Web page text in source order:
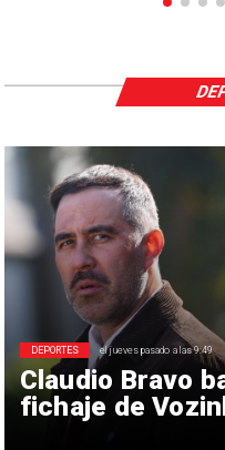
Claudio Bravo
fichaje de
DEPORTES el jueves pasado a las 9:49